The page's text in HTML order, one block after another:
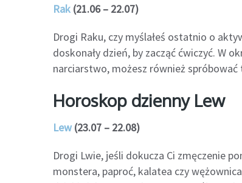
Rak (21.06 – 22.07)
Drogi Raku, czy myślałeś ostatnio o
doskonały dzień, by zacząć ćwiczyć. W
narciarstwo, możesz również
Horoskop dzienny Lew
Lew (23.07 – 22.08)
Drogi Lwie, jeśli dokucza Ci zmęczenie
monstera, paproć, kalatea czy